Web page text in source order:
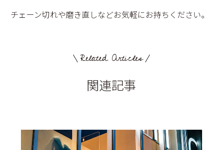
チェーン切れや磨き直しなどお気軽にお持ちください。
Related Articles
関連記事